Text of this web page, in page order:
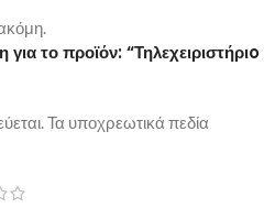
το προϊόν: “Τηλεχειριστήριo
Τα υποχρεωτικά πεδία